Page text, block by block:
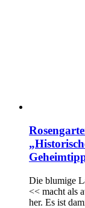
Die blumige
<< macht als
her. Es ist